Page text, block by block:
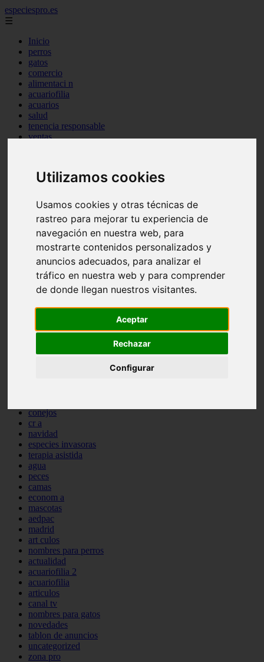
Utilizamos cookies
Usamos cookies y otras técnicas de
rastreo para mejorar tu experiencia de
navegación en nuestra web, para
mostrarte contenidos personalizados y
anuncios adecuados, para analizar el
tráfico en nuestra web y para comprender
de donde llegan nuestros visitantes.
Aceptar
Rechazar
Configurar
especiespro.es
☰
Inicio
perros
gatos
comercio
alimentaci n
acuariofilia
acuarios
salud
tenencia responsable
ventas
bienestar
verano
legislaci n
peluquer a
accesorios
peluquer a canina
complementos
consejos
comportamiento
protagonistas
reptiles
abandono
ferias
conejos
cr a
navidad
especies invasoras
terapia asistida
agua
peces
camas
econom a
mascotas
aedpac
madrid
art culos
nombres para perros
actualidad
acuariofilia 2
acuariofilia
articulos
canal tv
nombres para gatos
novedades
tablon de anuncios
uncategorized
zona pro